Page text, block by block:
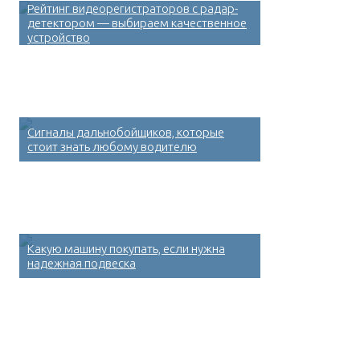
Рейтинг видеорегистраторов с радар-
детектором — выбираем качественное
устройство
Сигналы дальнобойщиков, которые
стоит знать любому водителю
Какую машину покупать, если нужна
надежная подвеска